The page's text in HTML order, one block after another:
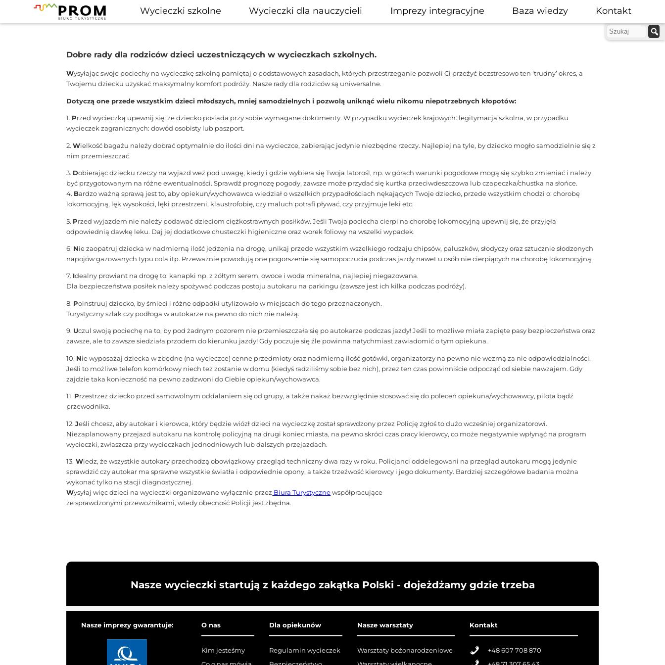
Wycieczki szkolne Wycieczki dla nauczycieli Imprezy integracyjne Baza wiedzy Kontakt
Dobre rady dla rodziców dzieci uczestniczących w wycieczkach szkolnych.
Wysyłając swoje pociechy na wycieczkę szkolną pamiętaj o podstawowych zasadach, których przestrzeganie pozwoli Ci przeżyć bezstresowo ten ‘trudny’ okres, a
Twojemu dziecku uzyskać maksymalny komfort podróży. Nasze rady dla rodziców są uniwersalne.
Dotyczą one przede wszystkim dzieci młodszych, mniej samodzielnych i pozwolą uniknąć wielu nikomu niepotrzebnych kłopotów:
1. Przed wycieczką upewnij się, że dziecko posiada przy sobie wymagane dokumenty. W przypadku wycieczek krajowych: legitymacja szkolna, w przypadku
wycieczek zagranicznych: dowód osobisty lub paszport.
2.Wielkość bagażu należy dobrać optymalnie do ilości dni na wycieczce, zabierając jedynie niezbędne rzeczy. Najlepiej na tyle, by dziecko mogło samodzielnie się z
nim przemieszczać.
3. Dobierając dziecku rzeczy na wyjazd weź pod uwagę, kiedy i gdzie wybiera się Twoja latorośl, np. w górach warunki pogodowe mogą się szybko zmieniać i należy
być przygotowanym na różne ewentualności. Sprawdź prognozę pogody, zawsze może przydać się kurtka przeciwdeszczowa lub czapeczka/chustka na słońce.
4. Bardzo ważną sprawą jest to, aby opiekun/wychowawca wiedział o wszelkich przypadłościach nękających Twoje dziecko, przede wszystkim chodzi o: chorobę
lokomocyjną, lęk wysokości, lęki przestrzeni, klaustrofobię, czy maluch potrafi pływać, czy przyjmuje leki etc.
5. Przed wyjazdem nie należy podawać dzieciom ciężkostrawnych posiłków. Jeśli Twoja pociecha cierpi na chorobę lokomocyjną upewnij się, że przyjęła
odpowiednią dawkę leku. Daj jej dodatkowe chusteczki higieniczne oraz worek foliowy na wszelki wypadek.
6. Nie zaopatruj dziecka w nadmierną ilość jedzenia na drogę, unikaj przede wszystkim wszelkiego rodzaju chipsów, paluszków, słodyczy oraz sztucznie słodzonych
napojów gazowanych typu cola itp. Przeważnie powodują one pogorszenie się samopoczucia podczas jazdy nawet u osób nie cierpiących na chorobę lokomocyjną.
7. Idealny prowiant na drogę to: kanapki np. z żółtym serem, owoce i woda mineralna, najlepiej niegazowana.
Dla bezpieczeństwa posiłek należy spożywać podczas postoju autokaru na parkingu (zawsze jest ich kilka podczas podróży).
8. Poinstruuj dziecko, by śmieci i różne odpadki utylizowało w miejscach do tego przeznaczonych.
Turystyczny szlak czy podłoga w autokarze na pewno do nich nie należą.
9. Uczul swoją pociechę na to, by pod żadnym pozorem nie przemieszczała się po autokarze podczas jazdy! Jeśli to możliwe miała zapięte pasy bezpieczeństwa oraz
zawsze, ale to zawsze siedziała przodem do kierunku jazdy! Gdy poczuje się źle powinna natychmiast zawiadomić o tym opiekuna.
10. Nie wyposażaj dziecka w zbędne (na wycieczce) cenne przedmioty oraz nadmierną ilość gotówki, organizatorzy na pewno nie wezmą za nie odpowiedzialności.
Jeśli to możliwe telefon komórkowy niech też zostanie w domu (kiedyś radziliśmy sobie bez nich), przez ten czas powinniście odpocząć od siebie nawzajem. Gdy
zajdzie taka konieczność na pewno zadzwoni do Ciebie opiekun/wychowawca.
11. Przestrzeż dziecko przed samowolnym oddalaniem się od grupy, a także nakaż bezwzględnie stosować się do poleceń opiekuna/wychowawcy, pilota bądź
przewodnika.
12.Jeśli chcesz, aby autokar i kierowca, który będzie wiózł dzieci na wycieczkę został sprawdzony przez Policję zgłoś to dużo wcześniej organizatorowi.
Niezaplanowany przejazd autokaru na kontrolę policyjną na drugi koniec miasta, na pewno skróci czas pracy kierowcy, co może negatywnie wpłynąć na program
wycieczki, zwłaszcza przy wycieczkach jednodniowych lub dalszych przejazdach.
13. Wiedz, że wszystkie autokary przechodzą obowiązkowy przegląd techniczny dwa razy w roku. Policjanci oddelegowani na przegląd autokaru mogą jedynie
sprawdzić czy autokar ma sprawne wszystkie światła i odpowiednie opony, a także trzeźwość kierowcy i jego dokumenty. Bardziej szczegółowe badania można
wykonać tylko na stacji diagnostycznej.
Wysyłaj więc dzieci na wycieczki organizowane wyłącznie przez Biura Turystycznewspółpracujące
ze sprawdzonymi przewoźnikami, wtedy obecność Policji jest zbędna.
Nasze wycieczki startują z każdego zakątka Polski - dojeżdżamy gdzie trzeba
Nasze imprezy gwarantuje: O nas
Kim jesteśmy
Dla opiekunów
Regulamin wycieczek
Nasze warsztaty
Warsztaty bożonarodzeniowe
Kontakt
+48 607 708 870